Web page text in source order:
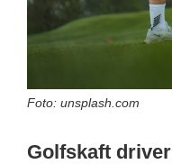
Foto: unsplash.com
Golfskaft driver